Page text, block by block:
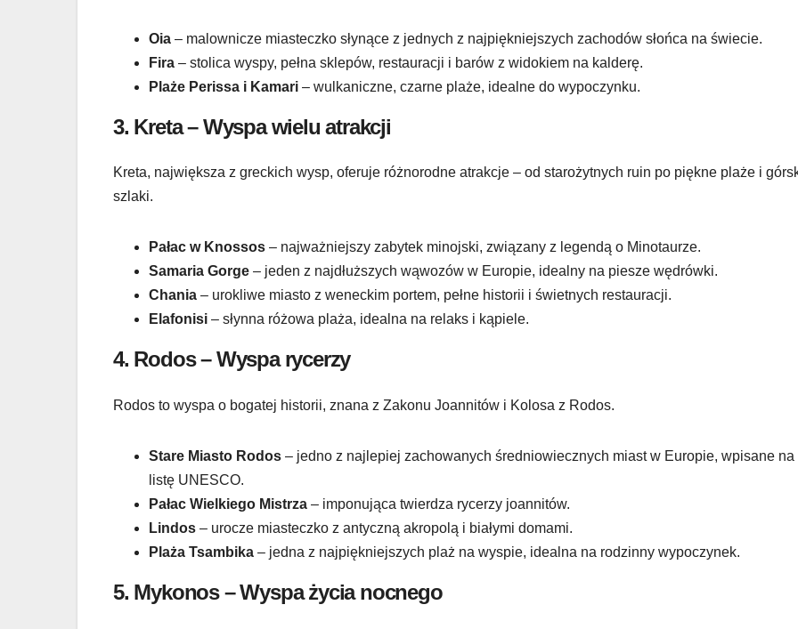
Oia – malownicze miasteczko słynące z jednych z najpiękniejszych zachodów słońca na świecie.
Fira – stolica wyspy, pełna sklepów, restauracji i barów z widokiem na kalderę.
Plaże Perissa i Kamari – wulkaniczne, czarne plaże, idealne do wypoczynku.
3. Kreta – Wyspa wielu atrakcji
Kreta, największa z greckich wysp, oferuje różnorodne atrakcje – od starożytnych ruin po piękne plaże i
szlaki.
Pałac w Knossos – najważniejszy zabytek minojski, związany z legendą o Minotaurze.
Samaria Gorge – jeden z najdłuższych wąwozów w Europie, idealny na piesze wędrówki.
Chania – urokliwe miasto z weneckim portem, pełne historii i świetnych restauracji.
Elafonisi – słynna różowa plaża, idealna na relaks i kąpiele.
4. Rodos – Wyspa rycerzy
Rodos to wyspa o bogatej historii, znana z Zakonu Joannitów i Kolosa z Rodos.
Stare Miasto Rodos – jedno z najlepiej zachowanych średniowiecznych miast w Europie, wpisane na
listę UNESCO.
Pałac Wielkiego Mistrza – imponująca twierdza rycerzy joannitów.
Lindos – urocze miasteczko z antyczną akropolą i białymi domami.
Plaża Tsambika – jedna z najpiękniejszych plaż na wyspie, idealna na rodzinny wypoczynek.
5. Mykonos – Wyspa życia nocnego